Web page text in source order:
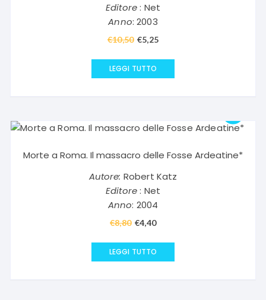
Editore: Net
Anno: 2003
€10,50 Il
originale
€5,25Il
LEGGI TUTTO
Morte a Roma. Il massacro delle Fosse Ardeatine*
Autore: Robert Katz
Editore: Net
Anno: 2004
€8,80 Il
originale
€4,40Il
attuale
LEGGI TUTTO